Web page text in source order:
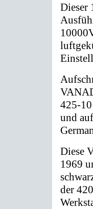
Dieser
425-
und
Diese
1969
der